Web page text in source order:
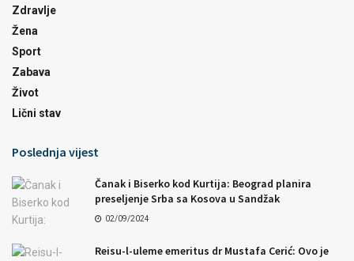
Zdravlje
Žena
Sport
Zabava
Život
Lični stav
Poslednja vijest
Čanak i Biserko kod Kurtija: Beograd planira
preseljenje Srba sa Kosova u Sandžak
02/09/2024
Reisu-l-uleme emeritus dr Mustafa Cerić: Ovo je